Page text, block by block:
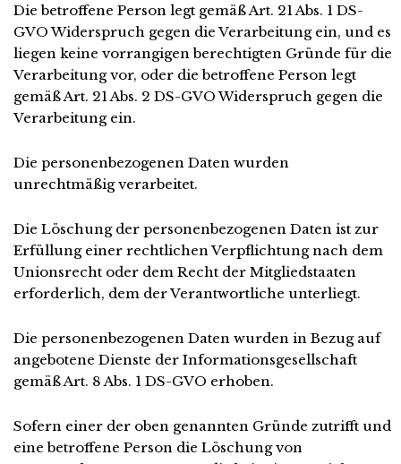
Die betroffene Person legt gemäß Art. 21 Abs. 1 DS-
GVO Widerspruch gegen die Verarbeitung ein, und es
liegen keine vorrangigen berechtigten Gründe für die
Verarbeitung vor, oder die betroffene Person legt
gemäß Art. 21 Abs. 2 DS-GVO Widerspruch gegen die
Verarbeitung ein.
Die personenbezogenen Daten wurden
unrechtmäßig verarbeitet.
Die Löschung der personenbezogenen Daten ist zur
Erfüllung einer rechtlichen Verpflichtung nach dem
Unionsrecht oder dem Recht der Mitgliedstaaten
erforderlich, dem der Verantwortliche unterliegt.
Die personenbezogenen Daten wurden in Bezug auf
angebotene Dienste der Informationsgesellschaft
gemäß Art. 8 Abs. 1 DS-GVO erhoben.
Sofern einer der oben genannten Gründe zutrifft und
eine betroffene Person die Löschung von